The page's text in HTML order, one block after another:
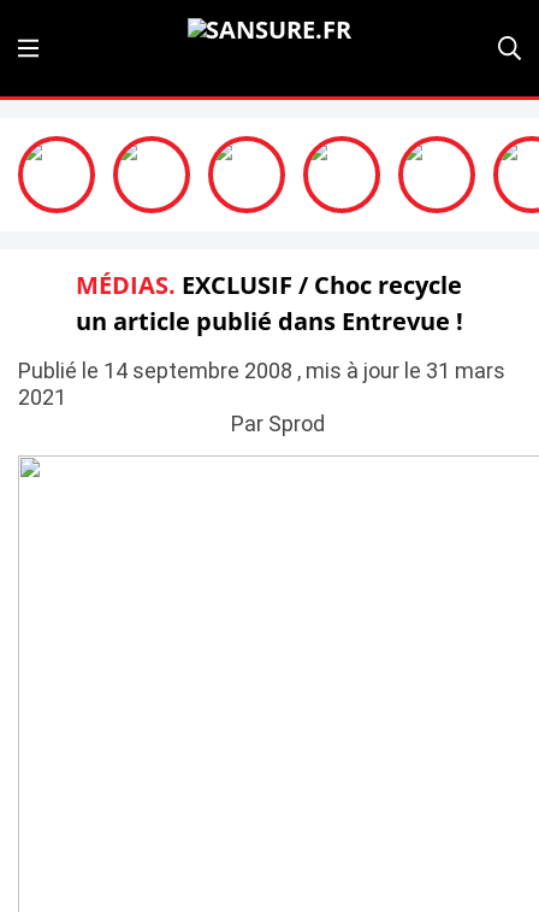
MÉDIAS. EXCLUSIF / Choc recycle
un article publié dans Entrevue !
Publié le 14 septembre 2008 , mis à jour le 31 mars
2021
Par Sprod